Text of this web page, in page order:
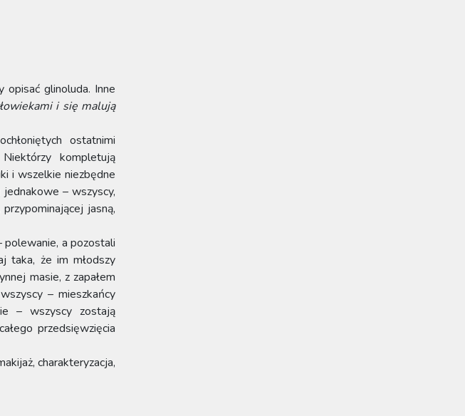
glinoluda. Inne
i się malują
ostatnimi
kompletują
i wszelkie niezbędne
– wszyscy,
jasną,
polewanie, a pozostali
taka, że im młodszy
masie, z zapałem
– mieszkańcy
– wszyscy zostają
przedsięwzięcia
charakteryzacja,